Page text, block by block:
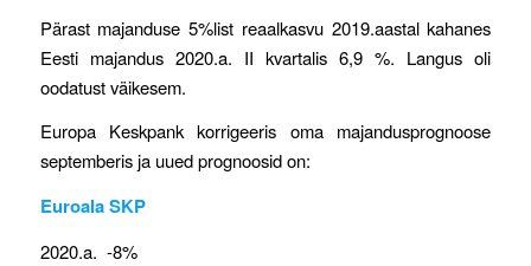
Pärast majanduse 5%list reaalkasvu 2019.aastal kahanes
Eesti majandus 2020.a. II kvartalis 6,9 %. Langus oli
oodatust väikesem.
Europa Keskpank korrigeeris oma majandusprognoose
septemberis ja uued prognoosid on:
Euroala SKP
2020.a. -8%